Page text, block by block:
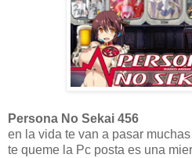
Persona No Sekai 456
en la vida te van a pasar
te queme la Pc posta es una